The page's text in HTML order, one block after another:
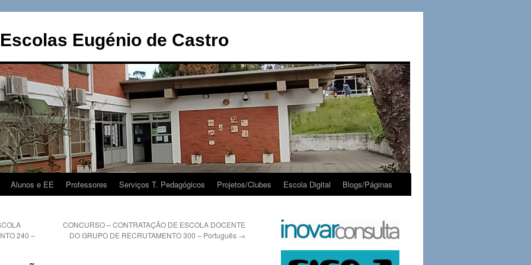
Eugénio de Castro
Alunos e EE Professores Serviços T. Pedagógicos Projetos/Clubes Escola Digital Blogs/Páginas
240 –
CONCURSO – CONTRATAÇÃO DE ESCOLA DOCENTE
DO GRUPO DE RECRUTAMENTO 300 – Português →